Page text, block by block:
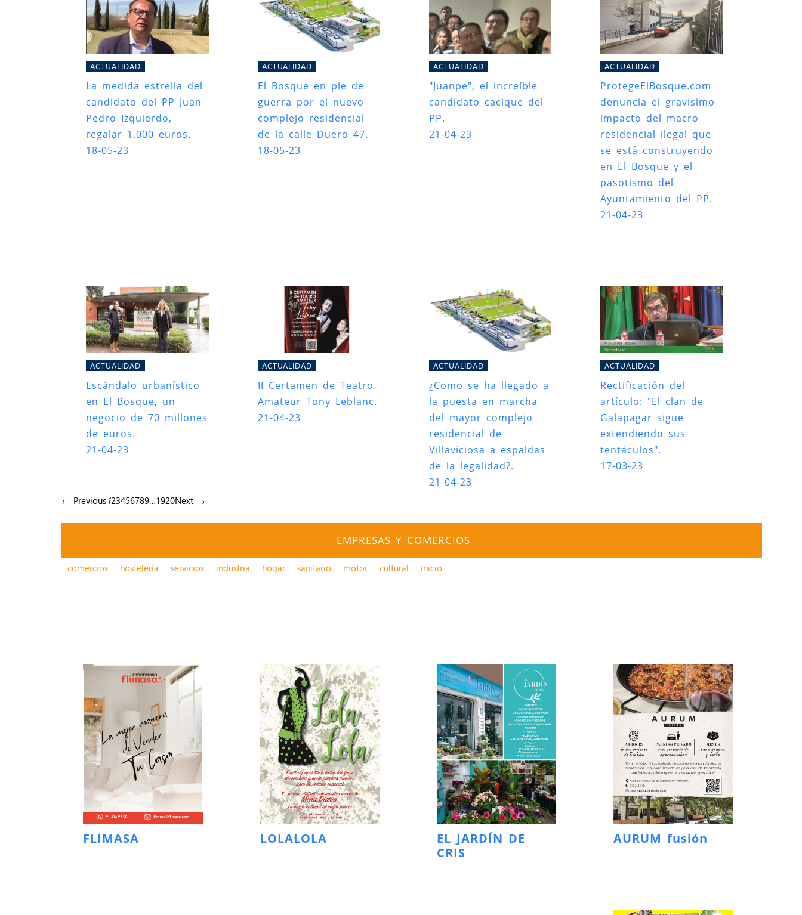
ACTUALIDAD
La medida estrella del
candidato del PP Juan
Pedro Izquierdo,
regalar 1.000 euros.
18-05-23
ACTUALIDAD
El Bosque en pie de
guerra por el nuevo
complejo residencial
de la calle Duero 47.
18-05-23
ACTUALIDAD
"Juanpe", el increíble
candidato cacique del
PP.
21-04-23
ACTUALIDAD
ProtegeElBosque.com
denuncia el gravísimo
impacto del macro
residencial ilegal que
se está construyendo
en El Bosque y el
pasotismo del
Ayuntamiento del PP.
21-04-23
ACTUALIDAD
Escándalo urbanístico
en El Bosque, un
negocio de 70 millones
de euros.
21-04-23
ACTUALIDAD
II Certamen de Teatro
Amateur Tony Leblanc.
21-04-23
ACTUALIDAD
¿Como se ha llegado a
la puesta en marcha
del mayor complejo
residencial de
Villaviciosa a espaldas
de la legalidad?.
21-04-23
ACTUALIDAD
Rectificación del
artículo: "El clan de
Galapagar sigue
extendiendo sus
tentáculos".
17-03-23
← Previous123456789…1920Next →
EMPRESAS Y COMERCIOS
comercios hostelería servicios industria hogar sanitario motor cultural inicio
FLIMASA LOLALOLA
EL JARDÍN DE
CRIS
AURUM fusión